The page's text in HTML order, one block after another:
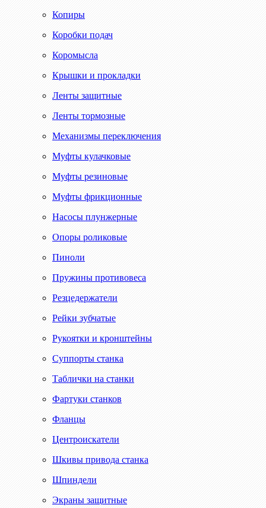
Копиры
Коробки подач
Коромысла
Крышки и прокладки
Ленты защитные
Ленты тормозные
Механизмы переключения
Муфты кулачковые
Муфты резиновые
Муфты фрикционные
Насосы плунжерные
Опоры роликовые
Пиноли
Пружины противовеса
Резцедержатели
Рейки зубчатые
Рукоятки и кронштейны
Суппорты станка
Таблички на станки
Фартуки станков
Фланцы
Центроискатели
Шкивы привода станка
Шпиндели
Экраны защитные